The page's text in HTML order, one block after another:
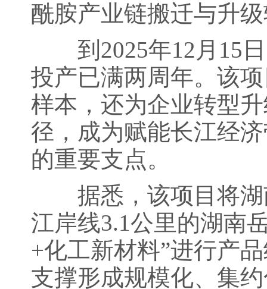
酰胺产业链搬迁与升
到2025年12月15日
投产已满两周年。该
样本，还为企业转型
径，成为赋能长江经
的重要支点。
据悉，该项目将湖
江岸线3.1公里的湖南
+化工新材料”进行产
支撑形成规模化、集